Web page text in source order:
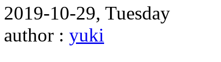
2019-10-29, Tuesday
author : yuki